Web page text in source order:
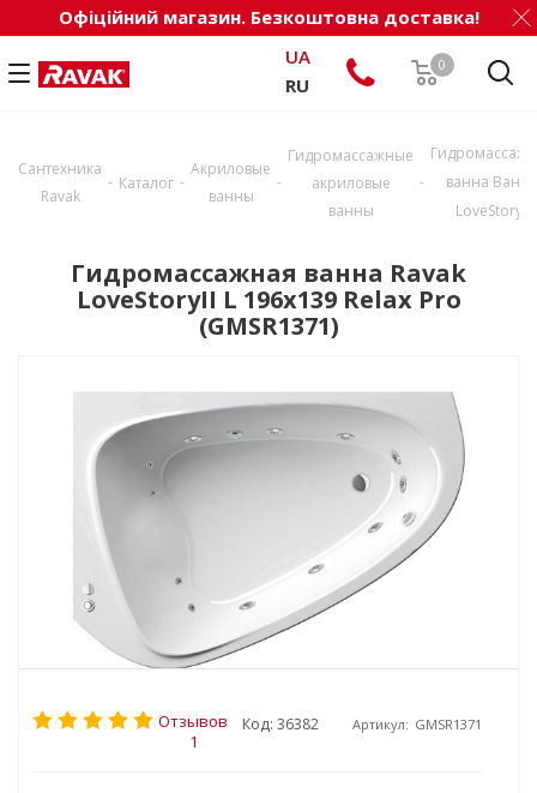
Офіційний магазин. Безкоштовна доставка!
0
UA
RU
Сантехника
Ravak
- Каталог -
Акриловые
ванны
-
Гидромассажные
акриловые
ванны
-
ванна Ванна
LoveStoryII
Гидромассажная ванна Ravak
LoveStoryII L 196x139 Relax Pro
(GMSR1371)
Отзывов
1
Код: 36382 Артикул: GMSR1371